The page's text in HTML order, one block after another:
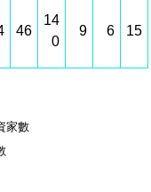
平台」公開資訊